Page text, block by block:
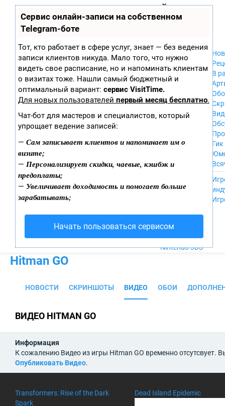
Сервис онлайн-записи на собственном
Telegram-боте
Тот, кто работает в сфере услуг, знает — без ведения
записи клиентов никуда. Мало того, что нужно
видеть свое расписание, но и напоминать клиентам
о визитах тоже. Нашли самый бюджетный и
оптимальный вариант: сервис VisitTime.
Для новых пользователей первый месяц бесплатно.
Чат-бот для мастеров и специалистов, который
упрощает ведение записей:
— Сам записывает клиентов и напоминает им о
визите;
— Персонализирует скидки, чаевые, кэшбэк и
предоплаты;
— Увеличивает доходимость и помогает больше
зарабатывать;
Начать пользоваться сервисом
играх
ла
ор
ы
Xbox 360
Wii
GameCube
PS
PS2
PS3
Nintendo 64
PSP
iPhone, iPod,
MacOS
NES
Wii U
PS4
Xbox One
Nintendo 3DS
В
Гик
Hitman GO
НОВОСТИ СКРИНШОТЫ ВИДЕО ОБОИ
ВИДЕО HITMAN GO
Информация
К сожалению Видео из игры Hitman GO временно отсутсвует.
Опубликовать Видео.
Transformers: Rise of the Dark
Spark
Dead Island Epidemic